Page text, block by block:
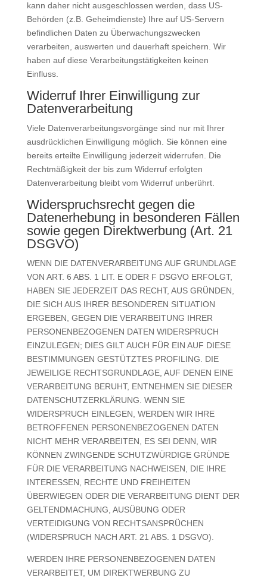
kann daher nicht ausgeschlossen werden, dass US-
Behörden (z.B. Geheimdienste) Ihre auf US-Servern
befindlichen Daten zu Überwachungszwecken
verarbeiten, auswerten und dauerhaft speichern. Wir
haben auf diese Verarbeitungstätigkeiten keinen
Einfluss.
Widerruf Ihrer Einwilligung zur
Datenverarbeitung
Viele Datenverarbeitungsvorgänge sind nur mit Ihrer
ausdrücklichen Einwilligung möglich. Sie können eine
bereits erteilte Einwilligung jederzeit widerrufen. Die
Rechtmäßigkeit der bis zum Widerruf erfolgten
Datenverarbeitung bleibt vom Widerruf unberührt.
Widerspruchsrecht gegen die
Datenerhebung in besonderen Fällen
sowie gegen Direktwerbung (Art. 21
DSGVO)
WENN DIE DATENVERARBEITUNG AUF GRUNDLAGE
VON ART. 6 ABS. 1 LIT. E ODER F DSGVO ERFOLGT,
HABEN SIE JEDERZEIT DAS RECHT, AUS GRÜNDEN,
DIE SICH AUS IHRER BESONDEREN SITUATION
ERGEBEN, GEGEN DIE VERARBEITUNG IHRER
PERSONENBEZOGENEN DATEN WIDERSPRUCH
EINZULEGEN; DIES GILT AUCH FÜR EIN AUF DIESE
BESTIMMUNGEN GESTÜTZTES PROFILING. DIE
JEWEILIGE RECHTSGRUNDLAGE, AUF DENEN EINE
VERARBEITUNG BERUHT, ENTNEHMEN SIE DIESER
DATENSCHUTZERKLÄRUNG. WENN SIE
WIDERSPRUCH EINLEGEN, WERDEN WIR IHRE
BETROFFENEN PERSONENBEZOGENEN DATEN
NICHT MEHR VERARBEITEN, ES SEI DENN, WIR
KÖNNEN ZWINGENDE SCHUTZWÜRDIGE GRÜNDE
FÜR DIE VERARBEITUNG NACHWEISEN, DIE IHRE
INTERESSEN, RECHTE UND FREIHEITEN
ÜBERWIEGEN ODER DIE VERARBEITUNG DIENT DER
GELTENDMACHUNG, AUSÜBUNG ODER
VERTEIDIGUNG VON RECHTSANSPRÜCHEN
(WIDERSPRUCH NACH ART. 21 ABS. 1 DSGVO).
WERDEN IHRE PERSONENBEZOGENEN DATEN
VERARBEITET, UM DIREKTWERBUNG ZU